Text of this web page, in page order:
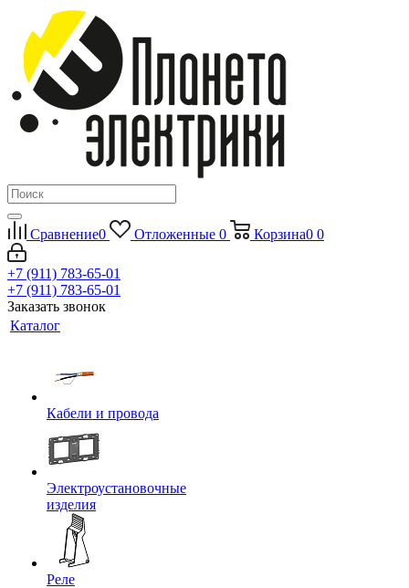
Сравнение0 Отложенные 0 Корзина0 0
+7 (911) 783-65-01
+7 (911) 783-65-01
Заказать звонок
Каталог
Кабели и провода
Электроустановочные
изделия
Реле